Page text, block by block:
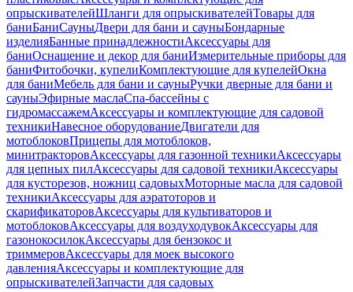
опрыскивателейШланги для опрыскивателейТовары для
баниБаниСауныДвери для бани и сауныБондарные
изделияБанные принадлежностиАксессуары для
баниОснащение и декор для баниИзмерительные приборы для
баниФитобочки, купелиКомплектующие для купелейОкна
для баниМебель для бани и сауныРучки дверные для бани и
сауныЭфирные маслаСпа-бассейны с
гидромассажемАксессуары и комплектующие для садовой
техникиНавесное оборудованиеДвигатели для
мотоблоковПрицепы для мотоблоков,
минитракторовАксессуары для газонной техникиАксессуары
для цепных пилАксессуары для садовой техникиАксессуары
для кусторезов, ножниц садовыхМоторные масла для садовой
техникиАксессуары для аэратоторов и
скарификаторовАксессуары для культиваторов и
мотоблоковАксессуары для воздуходувокАксессуары для
газонокосилокАксессуары для бензокос и
триммеровАксессуары для моек высокого
давленияАксессуары и комплектующие для
опрыскивателейЗапчасти для садовых